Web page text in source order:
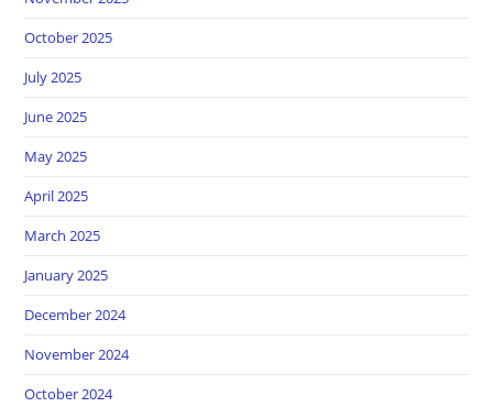
October 2025
July 2025
June 2025
May 2025
April 2025
March 2025
January 2025
December 2024
November 2024
October 2024